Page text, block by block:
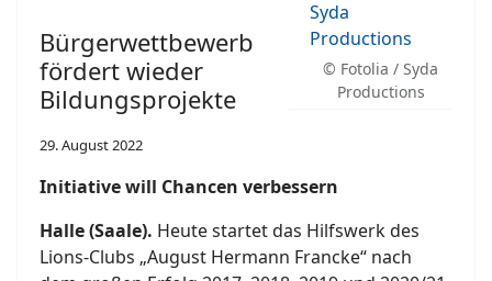
© Fotolia / Syda
Productions
Bürgerwettbewerb
fördert wieder
Bildungsprojekte
29. August 2022
Initiative will Chancen verbessern
Halle (Saale). Heute startet das Hilfswerk des
Lions-Clubs „August Hermann Francke“ nach